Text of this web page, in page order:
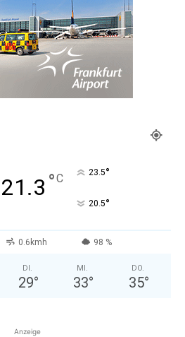
21.3 °C 23.5°
20.5°
0.6kmh 98 %
DI.
29°
MI.
33°
DO.
35°
Anzeige